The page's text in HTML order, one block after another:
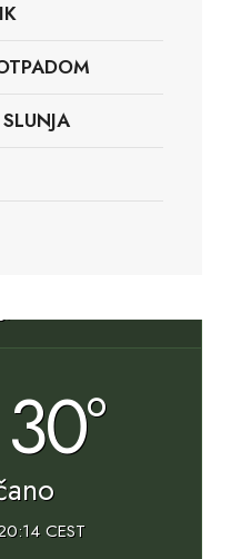
30°
CEST